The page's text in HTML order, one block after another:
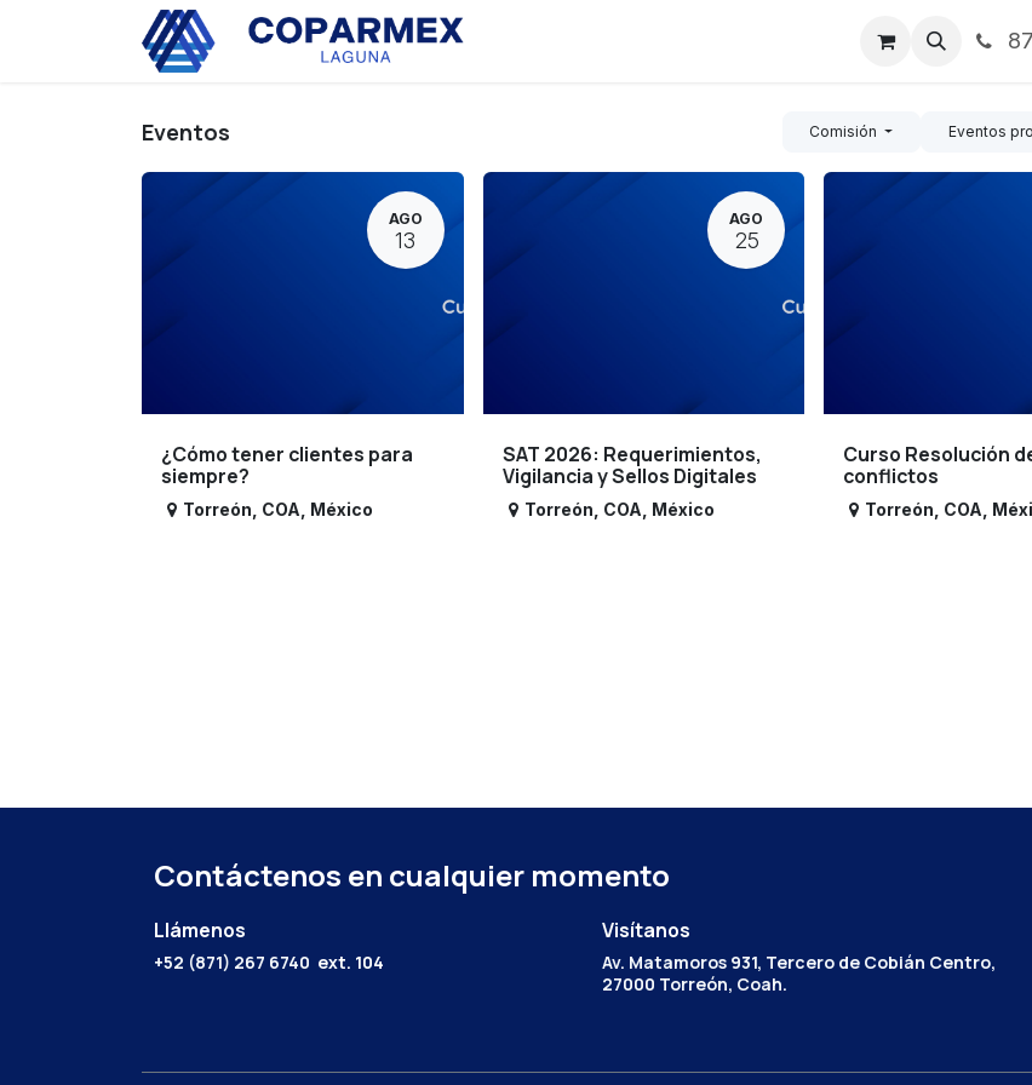
Noticias
Eventos Comisión Eventos
AGO
13
¿Cómo tener clientes para
siempre?
Torreón COA México
AGO
25
SAT 2026: Requerimientos,
Vigilancia y Sellos Digitales
Torreón COA México
Curso Resolución
conflictos
Torreón COA
Contáctenos en cualquier momento
Llámenos
+52 (871) 267 6740 ext. 104
Visítanos
Av. Matamoros 931, Tercero de Cobián Centro,
27000 Torreón, Coah.